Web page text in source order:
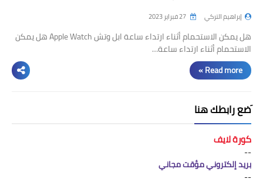
إبراهيم التركي
هل يمكن الاستحمام أثناء ارتداء ساعة ابل وتش Apple Watch هل يمكن
الاستحمام أثناء ارتداء ساعة…
Read more »
َضع رابطك هنا
كورة لايف
--
بريد إلكتروني مؤقت مجاني
--